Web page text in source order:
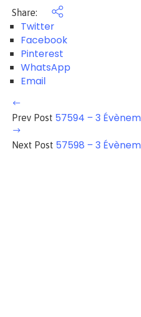
Share:
Twitter
Facebook
Pinterest
WhatsApp
Email
Prev Post 57594 – 3
Next Post 57598 – 3